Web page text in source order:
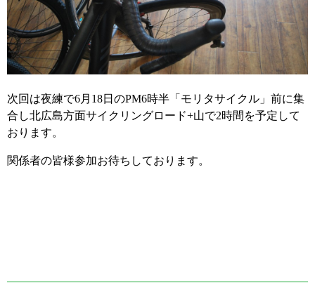
次回は夜練で6月18日のPM6時半「モリタサイクル」前に集
合し北広島方面サイクリングロード+山で2時間を予定して
おります。
関係者の皆様参加お待ちしております。